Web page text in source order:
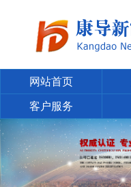
网站首页
客户服务